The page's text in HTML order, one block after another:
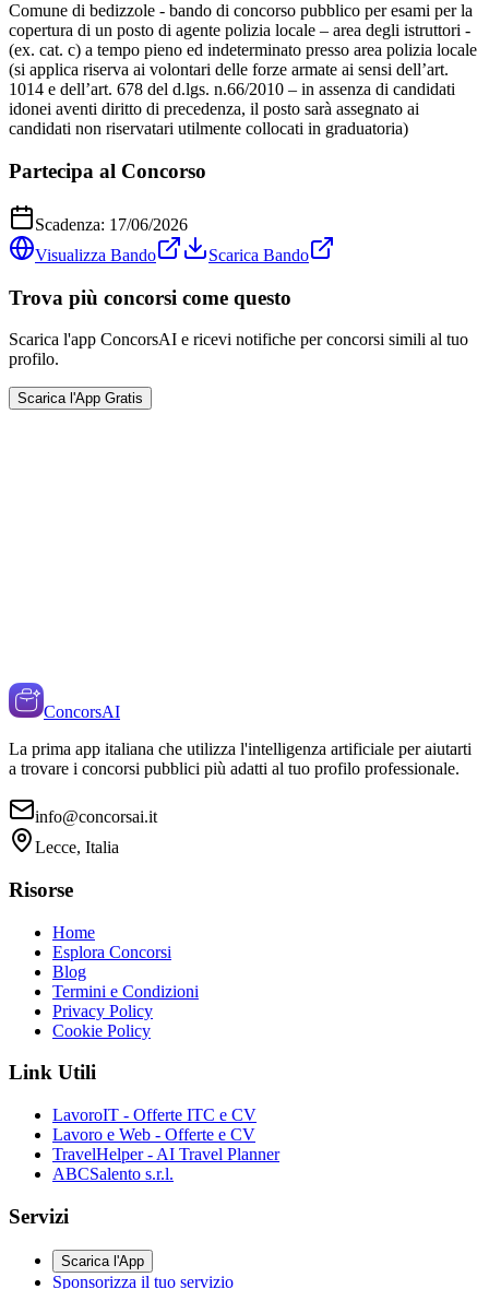
Comune di bedizzole - bando di concorso pubblico per esami per la
copertura di un posto di agente polizia locale – area degli istruttori -
(ex. cat. c) a tempo pieno ed indeterminato presso area polizia locale
(si applica riserva ai volontari delle forze armate ai sensi dell’art.
1014 e dell’art. 678 del d.lgs. n.66/2010 – in assenza di candidati
idonei aventi diritto di precedenza, il posto sarà assegnato ai
candidati non riservatari utilmente collocati in graduatoria)
Partecipa al Concorso
Scadenza: 17/06/2026
Visualizza Bando
Scarica Bando
Trova più concorsi come questo
Scarica l'app ConcorsAI e ricevi notifiche per concorsi simili al tuo
profilo.
Scarica l'App Gratis
ConcorsAI
La prima app italiana che utilizza l'intelligenza artificiale per aiutarti
a trovare i concorsi pubblici più adatti al tuo profilo professionale.
info@concorsai.it
Lecce, Italia
Risorse
Home
Esplora Concorsi
Blog
Termini e Condizioni
Privacy Policy
Cookie Policy
Link Utili
LavoroIT - Offerte ITC e CV
Lavoro e Web - Offerte e CV
TravelHelper - AI Travel Planner
ABCSalento s.r.l.
Servizi
Scarica l'App
Sponsorizza il tuo servizio